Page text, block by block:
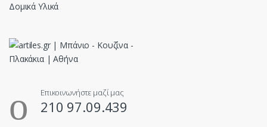
Δομικά Υλικά
Επικοινωνήστε μαζί μας
210 97.09.439